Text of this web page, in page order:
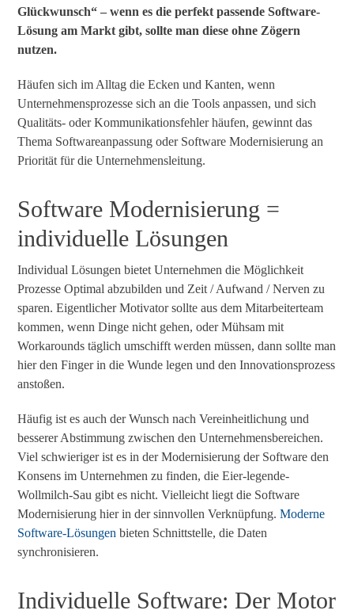
Glückwunsch“ – wenn es die perfekt passende Software-
Lösung am Markt gibt, sollte man diese ohne Zögern
nutzen.
Häufen sich im Alltag die Ecken und Kanten, wenn
Unternehmensprozesse sich an die Tools anpassen, und sich
Qualitäts- oder Kommunikationsfehler häufen, gewinnt das
Thema Softwareanpassung oder Software Modernisierung an
Priorität für die Unternehmensleitung.
Software Modernisierung =
individuelle Lösungen
Individual Lösungen bietet Unternehmen die Möglichkeit
Prozesse Optimal abzubilden und Zeit / Aufwand / Nerven zu
sparen. Eigentlicher Motivator sollte aus dem Mitarbeiterteam
kommen, wenn Dinge nicht gehen, oder Mühsam mit
Workarounds täglich umschifft werden müssen, dann sollte man
hier den Finger in die Wunde legen und den Innovationsprozess
anstoßen.
Häufig ist es auch der Wunsch nach Vereinheitlichung und
besserer Abstimmung zwischen den Unternehmensbereichen.
Viel schwieriger ist es in der Modernisierung der Software den
Konsens im Unternehmen zu finden, die Eier-legende-
Wollmilch-Sau gibt es nicht. Vielleicht liegt die Software
Modernisierung hier in der sinnvollen Verknüpfung.Moderne
Software-Lösungenbieten Schnittstelle, die Daten
synchronisieren.
Individuelle Software: Der Motor